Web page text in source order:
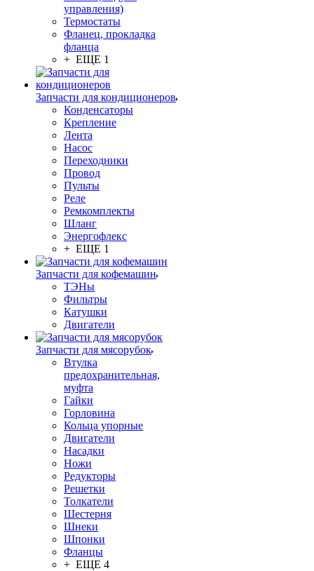
управления)
Термостаты
Фланец, прокладка
фланца
+ ЕЩЕ 1
Запчасти для кондиционеров
Конденсаторы
Крепление
Лента
Насос
Переходники
Провод
Пульты
Реле
Ремкомплекты
Шланг
Энергофлекс
+ ЕЩЕ 1
Запчасти для кофемашин
ТЭНы
Фильтры
Катушки
Двигатели
Запчасти для мясорубок
Втулка
предохранительная,
муфта
Гайки
Горловина
Кольца упорные
Двигатели
Насадки
Ножи
Редукторы
Решетки
Толкатели
Шестерня
Шнеки
Шпонки
Фланцы
+ ЕЩЕ 4